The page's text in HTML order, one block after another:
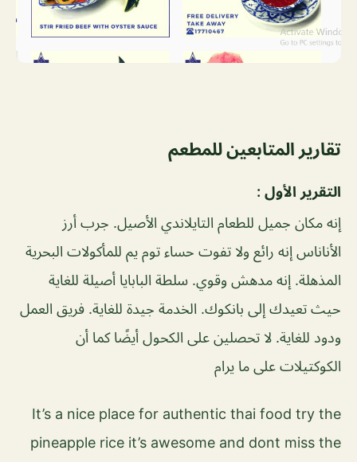
تقارير المتابعين للمطعم
التقرير الأول :
إنه مكان جميل للطعام التايلاندي الأصيل. جرب أرز
الأناناس إنه رائع ولا تفوت حساء توم يم للمأكولات البحرية
المذهلة. إنه مدهش وقوي. سلطة البابايا أصيلة للغاية
حيث تعيدك إلى بانكوك. الخدمة جيدة للغاية. فريق العمل
ودود للغاية. لا تحصلين على الكحول أيضًا كما أن
الكوكتيلات على ما يرام
It’s a nice place for authentic thai food try the
pineapple rice it’s awesome and dont miss the